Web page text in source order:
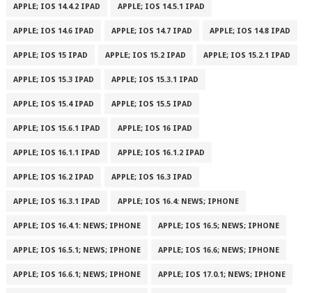
APPLE; IOS 14.4.2 IPAD APPLE; IOS 14.5.1 IPAD
APPLE; IOS 14.6 IPAD APPLE; IOS 14.7 IPAD APPLE; IOS 14.8 IPAD
APPLE; IOS 15 IPAD APPLE; IOS 15.2 IPAD APPLE; IOS 15.2.1 IPAD
APPLE; IOS 15.3 IPAD APPLE; IOS 15.3.1 IPAD
APPLE; IOS 15.4 IPAD APPLE; IOS 15.5 IPAD
APPLE; IOS 15.6.1 IPAD APPLE; IOS 16 IPAD
APPLE; IOS 16.1.1 IPAD APPLE; IOS 16.1.2 IPAD
APPLE; IOS 16.2 IPAD APPLE; IOS 16.3 IPAD
APPLE; IOS 16.3.1 IPAD APPLE; IOS 16.4: NEWS; IPHONE
APPLE; IOS 16.4.1: NEWS; IPHONE APPLE; IOS 16.5; NEWS; IPHONE
APPLE; IOS 16.5.1; NEWS; IPHONE APPLE; IOS 16.6; NEWS; IPHONE
APPLE; IOS 16.6.1; NEWS; IPHONE APPLE; IOS 17.0.1; NEWS; IPHONE